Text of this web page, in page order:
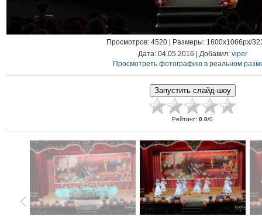
Просмотров: 4520 | Размеры: 1600x1066px/
Дата: 04.05.2016 | Добавил: viper
Просмотреть фотографию в реальном
Рейтинг: 0.0/0